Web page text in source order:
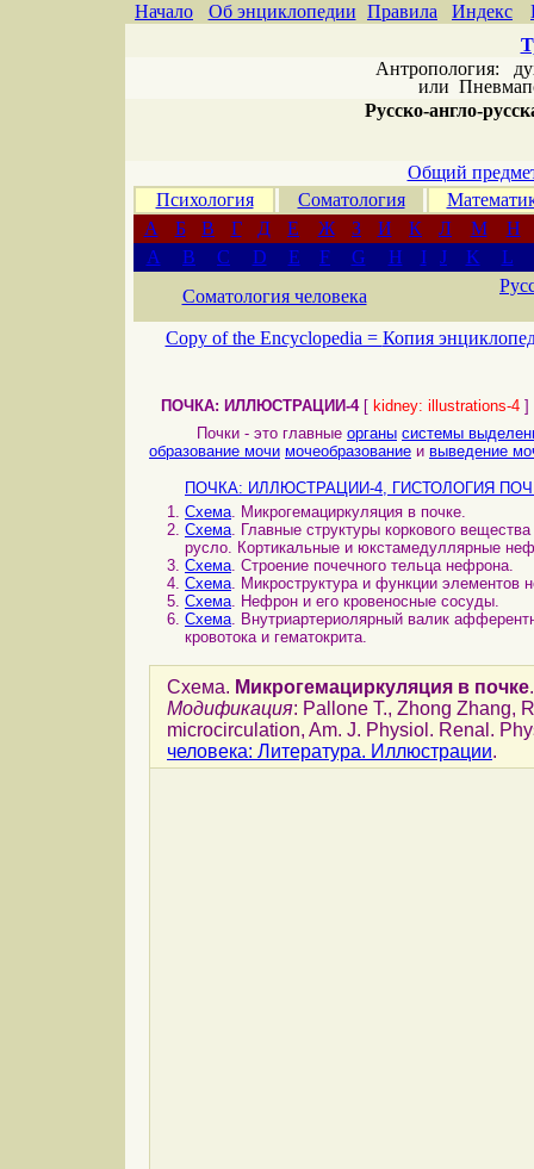
Начало Об энциклопедии Правила Индекс
Антропология:
или
Русско-англо-
Общий
Психология
Соматология
А
Б В Г Д Е Ж З И К Л М
Н
A
B C D E F G H I J K
L
Соматология человека
Copy of the Encyclopedia = Копия
ПОЧКА: ИЛЛЮСТРАЦИИ-4[ kidney: illustrations-4 ]
Почки - это главные органы системы
образование мочи мочеобразование и выведение
ПОЧКА: ИЛЛЮСТРАЦИИ-4, ГИСТОЛОГИЯ
Схема. Микрогемациркуляция в почке.
Схема. Главные структуры коркового
русло. Кортикальные и юкстамедуллярные
Схема. Строение почечного тельца нефрона.
Схема. Микроструктура и функции элементов
Схема. Нефрон и его кровеносные сосуды.
Схема. Внутриартериолярный валик
кровотока и гематокрита.
Схема. Микрогемациркуляция в почке.
Модификация: Pallone T., Zhong Zhang,
microcirculation, Am. J. Physiol. Renal.
человека: Литература. Иллюстрации.